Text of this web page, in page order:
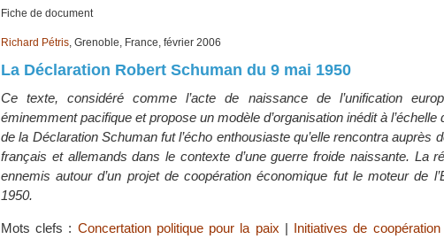
Fiche de document
Richard Pétris, Grenoble, France, février 2006
La Déclaration Robert Schuman du 9 mai 1950
Ce texte, considéré comme l’acte de naissance de l’unification
éminemment pacifique et propose un modèle d’organisation inédit à l’échelle
de la Déclaration Schuman fut l’écho enthousiaste qu’elle rencontra auprès
français et allemands dans le contexte d’une guerre froide naissante. La
ennemis autour d’un projet de coopération économique fut le moteur de
1950.
Mots clefs : Concertation politique pour la paix | Initiatives de